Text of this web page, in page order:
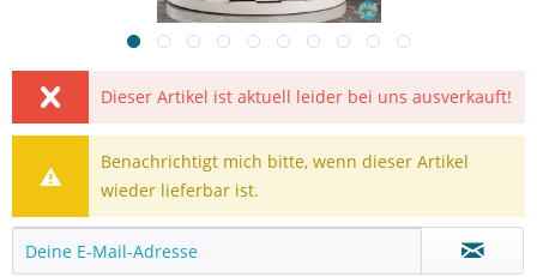
Dieser Artikel ist aktuell leider bei uns ausverkauft!
Benachrichtigt mich bitte, wenn dieser Artikel
wieder lieferbar ist.